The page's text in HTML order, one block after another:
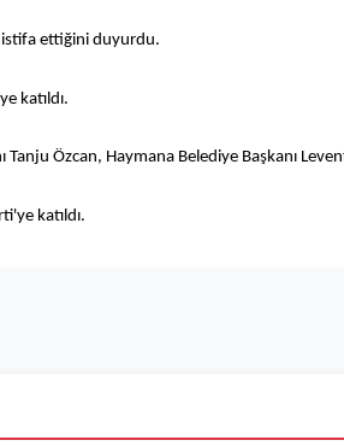
istifa ettiğini duyurdu.
katıldı.
Özcan, Haymana Belediye Başkanı
katıldı.